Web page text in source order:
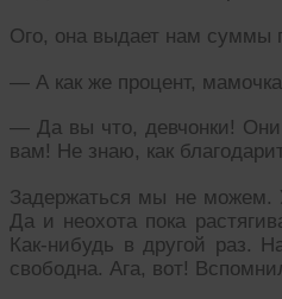
Ого, она выдает нам суммы
— А как же процент, мамочка
— Да вы что, девчонки! Они
вам! Не знаю, как
Задержаться мы не можем.
Да и неохота пока
Как-нибудь в другой раз.
свободна. Ага, вот!